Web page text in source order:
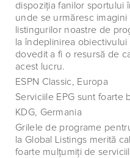
dispoziţia fanilor sportului
unde se urmăresc
listingurilor noastre de
la îndeplinirea
dovedit a fi o resursă de
acest lucru.
ESPN Classic, Europa
Serviciile EPG sunt foarte
KDG, Germania
Grilele de programe
la Global Listings merită
foarte mulţumiţi de